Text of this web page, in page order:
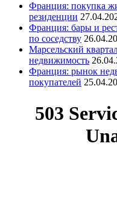
Франция: покупка
резиденции
Франция: бары и
по соседству
Марсельский
недвижимость
Франция: рынок
покупателей